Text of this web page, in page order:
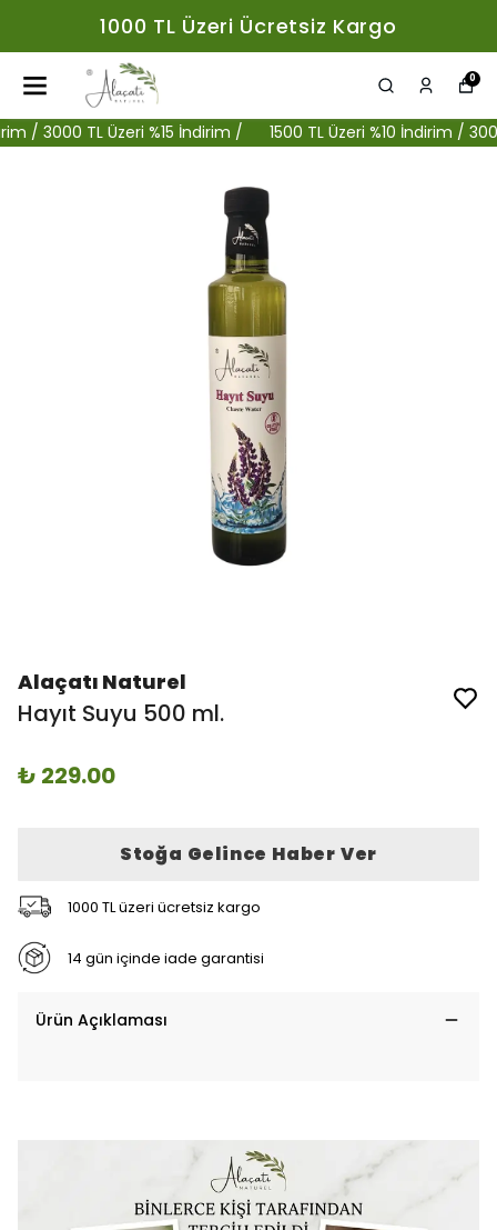
1000 TL Üzeri Ücretsiz Kargo
0
3000 TL Üzeri %15 İndirim / 1500 TL Üzeri %10 İndirim / 3000
Alaçatı Naturel
Hayıt Suyu 500 ml.
₺ 229.00
Stoğa Gelince Haber Ver
1000 TL üzeri ücretsiz kargo
14 gün içinde iade garantisi
Ürün Açıklaması